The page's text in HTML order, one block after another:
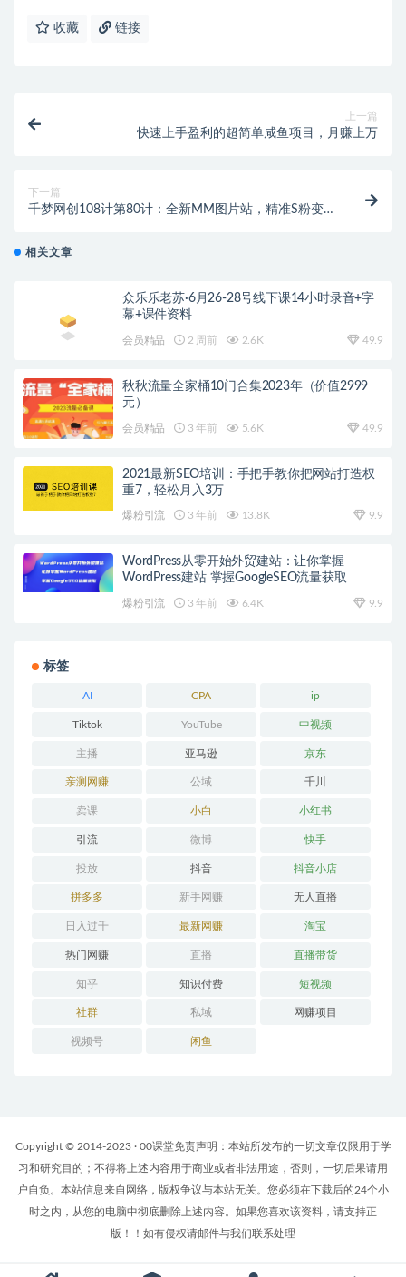
收藏 链接
上一篇
快速上手盈利的超简单咸鱼项目，月赚上万
下一篇
千梦网创108计第80计：全新MM图片站，精准S粉变现
相关文章
众乐乐老苏·6月26-28号线下课14小时录音+字
幕+课件资料
会员精品 2 周前 2.6K 49.9
秋秋流量全家桶10门合集2023年（价值2999
元）
会员精品 3 年前 5.6K 49.9
2021最新SEO培训：手把手教你把网站打造权
重7，轻松月入3万
爆粉引流 3 年前 13.8K 9.9
WordPress从零开始外贸建站：让你掌握
WordPress建站 掌握GoogleSEO流量获取
爆粉引流 3 年前 6.4K 9.9
标签
AI CPA ip
Tiktok YouTube 中视频
主播 亚马逊 京东
亲测网赚 公域 千川
卖课 小白 小红书
引流 微博 快手
投放 抖音 抖音小店
拼多多 新手网赚 无人直播
日入过千 最新网赚 淘宝
热门网赚 直播 直播带货
知乎 知识付费 短视频
社群 私域 网赚项目
视频号 闲鱼
Copyright © 2014-2023 · 00课堂免责声明：本站所发布的一切文章仅限用于学
习和研究目的；不得将上述内容用于商业或者非法用途，否则，一切后果请用
户自负。本站信息来自网络，版权争议与本站无关。您必须在下载后的24个小
时之内，从您的电脑中彻底删除上述内容。如果您喜欢该资料，请支持正
版！！如有侵权请邮件与我们联系处理